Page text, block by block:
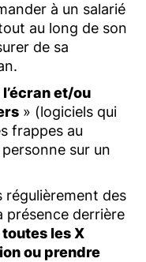
à un salarié
au long de son
de sa
et/ou
s » (logiciels qui
frappes au
sur un
régulièrement des
présence derrière
les X
ou prendre